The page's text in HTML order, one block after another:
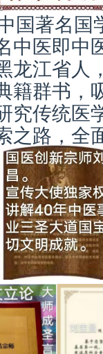
国著名国
中医即中
龙江省人
籍群书，
究传统医
之路，全